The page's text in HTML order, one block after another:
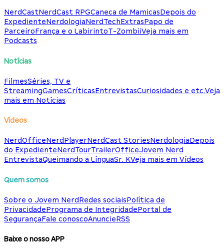
NerdCastNerdCast RPGCaneca de MamicasDepois do
ExpedienteNerdologiaNerdTechExtrasPapo de
ParceiroFrança e o LabirintoT-ZombiiVeja mais em
Podcasts
Notícias
FilmesSéries, TV e
StreamingGamesCríticasEntrevistasCuriosidades e etc.Veja
mais em Notícias
Vídeos
NerdOfficeNerdPlayerNerdCast StoriesNerdologiaDepois
do ExpedienteNerdTourTrailerOfficeJovem Nerd
EntrevistaQueimando a LínguaSr. KVeja mais em Vídeos
Quem somos
Sobre o Jovem NerdRedes sociaisPolítica de
PrivacidadePrograma de IntegridadePortal de
SegurançaFale conoscoAnuncieRSS
Baixe o nosso APP